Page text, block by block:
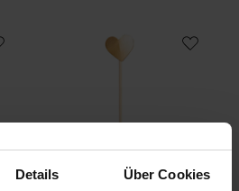
Details Über Cookies
20cm 8 Stück
Picker Herz gold 15cm 24 Stück